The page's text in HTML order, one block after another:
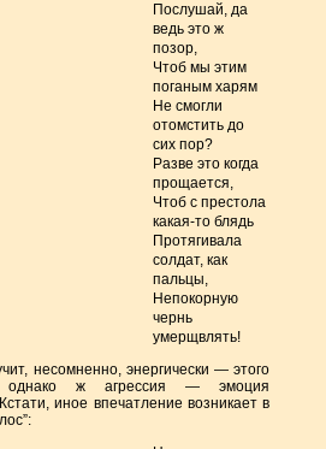
Послушай, да
ведь это ж
позор,
Чтоб мы этим
поганым харям
Не смогли
отомстить до
сих пор?
Разве это когда
прощается,
Чтоб с престола
какая-то блядь
Протягивала
солдат, как
пальцы,
Непокорную
чернь
умерщвлять!
несомненно, энергически — этого
однако ж агрессия — эмоция
иное впечатление возникает в